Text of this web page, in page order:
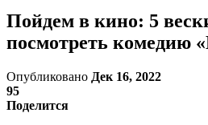
Пойдем в кино: 5
посмотреть комедию
Опубликовано Дек 16, 2022
95
Поделится